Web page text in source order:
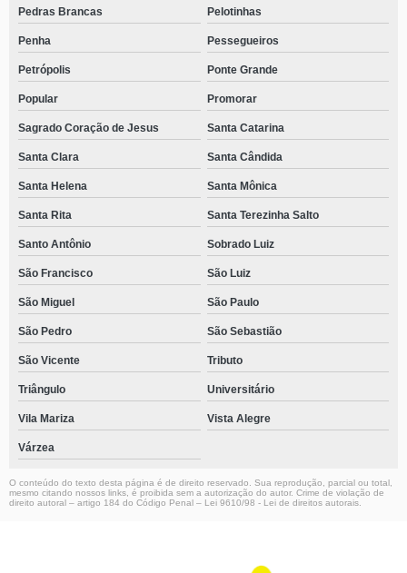
Pedras Brancas Pelotinhas
Penha Pessegueiros
Petrópolis Ponte Grande
Popular Promorar
Sagrado Coração de Jesus Santa Catarina
Santa Clara Santa Cândida
Santa Helena Santa Mônica
Santa Rita Santa Terezinha Salto
Santo Antônio Sobrado Luiz
São Francisco São Luiz
São Miguel São Paulo
São Pedro São Sebastião
São Vicente Tributo
Triângulo Universitário
Vila Mariza Vista Alegre
Várzea
O conteúdo do texto desta página é de direito reservado. Sua reprodução, parcial ou total,
mesmo citando nossos links, é proibida sem a autorização do autor. Crime de violação de
direito autoral – artigo 184 do Código Penal – Lei 9610/98 - Lei de direitos autorais